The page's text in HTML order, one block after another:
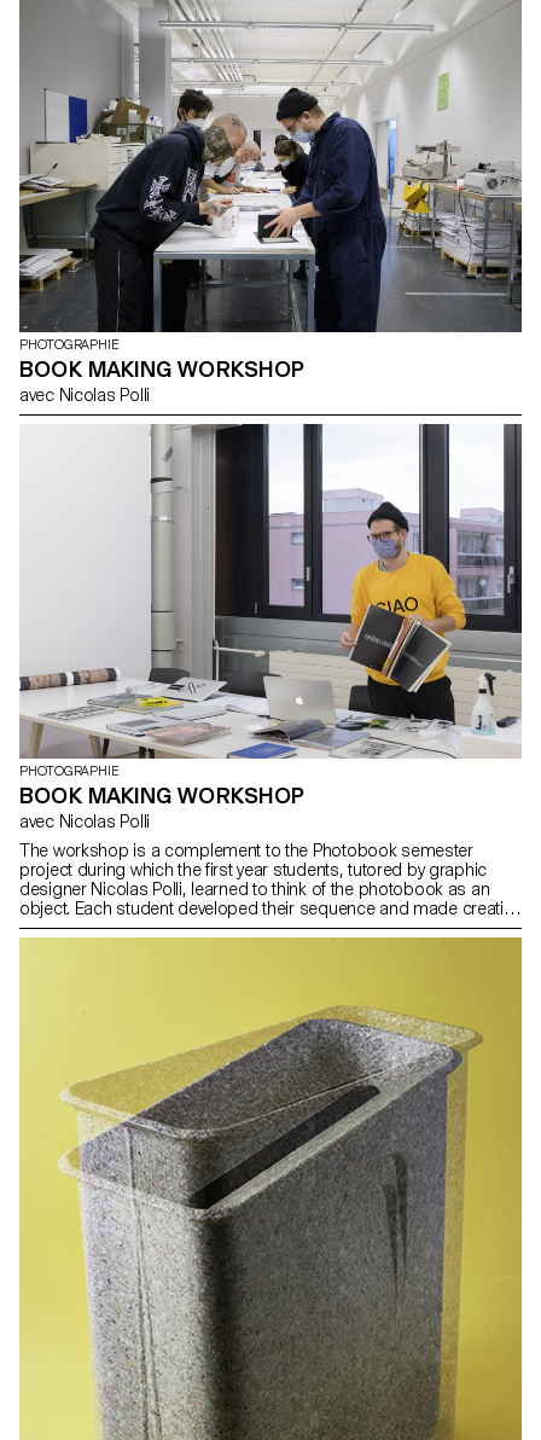
intègre harmonieusement forme et contenu dans le contexte
actuel du paysage éditorial. Les étudiant.e.s ont été encouragés à
exploiter leur liberté artistique à tous les niveaux de création, que
ce soit en termes de format, de choix de papier, de reliure, de
mise en page, d'illustrations, de texte ou de typographie. Dans le
cadre de ce cours, le livre d'artiste peut prendre forme à travers
diverses modalités d'illustrations, telles que la photographie, la
reproduction, la mise en contexte, le dessin, la 3D, etc. L'accent
est mis sur la vision artistique de l'auteur.ice et sur les moyens mis
en œuvre pour la concrétiser. Les étudiant.e.s endossent des
rôles multiples en tant qu'éditeur, conservateur et architecte,
couvrant ainsi les responsabilités de directeur artistique, designer,
photographe, styliste, illustrateur, typographe, rédacteur en chef,
et secrétaire de rédaction. Ce cours met en avant le design
éditorial contemporain en explorant le potentiel narratif d'une
séquence de contenu maîtrisé.
PHOTOGRAPHIE
BOOK MAKING WORKSHOP
avec Nicolas Polli
PHOTOGRAPHIE
BOOK MAKING WORKSHOP
avec Nicolas Polli
The workshop is a complement to the Photobook semester
project during which the first year students, tutored by graphic
designer Nicolas Polli, learned to think of the photobook as an
object. Each student developed their sequence and made creative
choices that led to the production of a dummy.